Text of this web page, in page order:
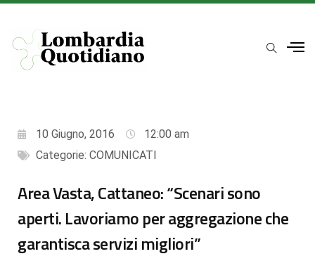
10 Giugno, 2016
12:00 am
Categorie: COMUNICATI
Area Vasta, Cattaneo: “Scenari sono
aperti. Lavoriamo per aggregazione che
garantisca servizi migliori”